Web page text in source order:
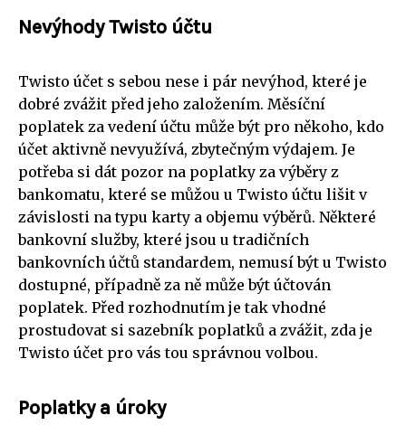
Nevýhody Twisto účtu
Twisto účet s sebou nese i pár nevýhod, které je
dobré zvážit před jeho založením. Měsíční
poplatek za vedení účtu může být pro někoho, kdo
účet aktivně nevyužívá, zbytečným výdajem. Je
potřeba si dát pozor na poplatky za výběry z
bankomatu, které se můžou u Twisto účtu lišit v
závislosti na typu karty a objemu výběrů. Některé
bankovní služby, které jsou u tradičních
bankovních účtů standardem, nemusí být u Twisto
dostupné, případně za ně může být účtován
poplatek. Před rozhodnutím je tak vhodné
prostudovat si sazebník poplatků a zvážit, zda je
Twisto účet pro vás tou správnou volbou.
Poplatky a úroky